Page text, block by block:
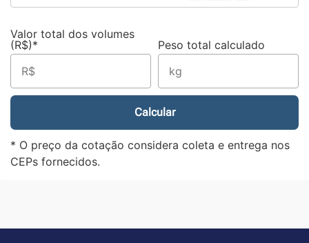
Valor total dos volumes
(R$)*
Peso total calculado
Calcular
* O preço da cotação considera coleta e entrega nos
CEPs fornecidos.